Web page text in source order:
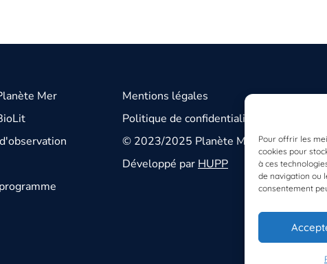
Pour offrir les
cookies pour
à ces
de navigation ou
consentement
Mer
Mentions légales
Politique de confidentialité
© 2023/2025 Planète Mer
Développé par HUPP